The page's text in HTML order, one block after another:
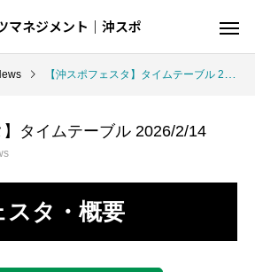
マネジメント｜沖スポ
【沖スポフェスタ】タイムテーブル 2026/2/14
】タイムテーブル 2026/2/14
タ・概要